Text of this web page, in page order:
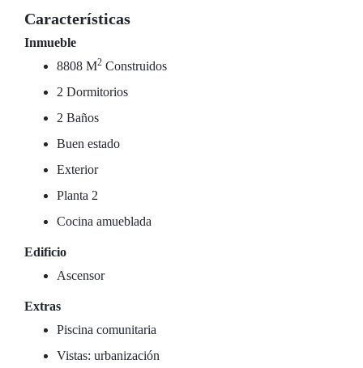
Características
Inmueble
8808 M2 Construidos
2 Dormitorios
2 Baños
Buen estado
Exterior
Planta 2
Cocina amueblada
Edificio
Ascensor
Extras
Piscina comunitaria
Vistas: urbanización